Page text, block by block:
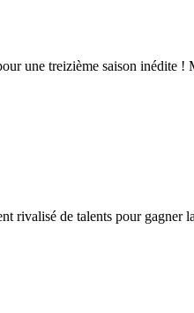
une treizième saison inédite
rivalisé de talents pour